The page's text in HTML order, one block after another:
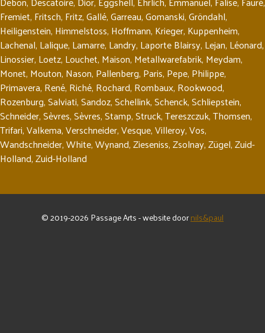
Fremiet, Fritsch, Fritz,Gallé,Garreau,Gomanski,Gröndahl,
Heiligenstein, Himmelstoss, Hoffmann, Krieger, Kuppenheim,
Lachenal, Lalique, Lamarre, Landry, Laporte Blairsy, Lejan, Léonard,
Linossier, Loetz, Louchet, Maison, Metallwarefabrik, Meydam,
Monet, Mouton, Nason, Pallenberg, Paris, Pepe, Philippe,
Primavera, René, Riché, Rochard, Rombaux, Rookwood,
Rozenburg,Salviati,Sandoz,Schellink,Schenck,Schliepstein,
Schneider,Sèvres,Sèvres,Stamp,Struck,Tereszczuk,Thomsen,
Trifari,Valkema,Verschneider,Vesque,Villeroy,Vos,
Wandschneider,White,Wynand,Zieseniss,Zsolnay,Zügel,Zuid-
Holland,Zuid-Holland
© 2019-2026 Passage Arts - website doornils&paul